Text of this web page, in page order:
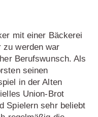
mit einer Bäckerei
werden war
Berufswunsch. Als
seinen
in der Alten
Union-Brot
Spielern sehr beliebt